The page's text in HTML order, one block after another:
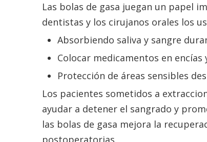
Las bolas de gasa juegan un papel
dentistas y los cirujanos orales los
Absorbiendo saliva y sangre
Colocar medicamentos en encías
Protección de áreas sensibles
Los pacientes sometidos a
ayudar a detener el sangrado y
las bolas de gasa mejora la
postoperatorias.